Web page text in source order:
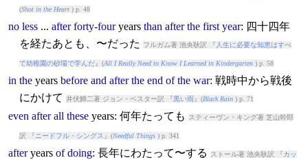
(Shot in the Heart) p. 48
no less... after forty-four years than after the first year: 四十四年
を経たあとも、〜だった
フルガム著 池央耿訳 『 人生に必要な知恵はすべ
て幼稚園の砂場で学んだ』(All I Really Need to Know I Learned in Kindergarten) p. 58
in the years before and after the end of the war: 戦時中から戦後
にかけて 井伏鱒二著 ジョン・ベスター訳 『黒い雨』(Black Rain) p. 71
even after all these years: 何年たっても スティーヴン・キング著 芝山幹郎
訳 『 ニードフル・シングス 』(Needful Things) p. 341
after years of doing: 長年にわたって〜する ストール著 池央耿訳 『カッ